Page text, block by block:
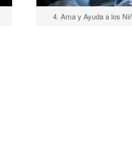
4. Ama y Ayuda a los